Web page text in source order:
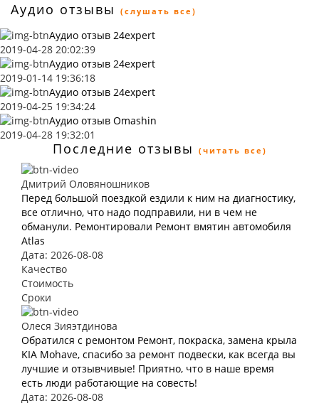
Аудио отзывы (слушать все)
Аудио отзыв 24expert
2019-04-28 20:02:39
Аудио отзыв 24expert
2019-01-14 19:36:18
Аудио отзыв 24expert
2019-04-25 19:34:24
Аудио отзыв Omashin
2019-04-28 19:32:01
Последние отзывы (читать все)
Дмитрий Оловяношников
Перед большой поездкой ездили к ним на диагностику,
все отлично, что надо подправили, ни в чем не
обманули. Ремонтировали Ремонт вмятин автомобиля
Atlas
Дата: 2026-08-08
Качество
Стоимость
Сроки
Олеся Зияэтдинова
Обратился с ремонтом Ремонт, покраска, замена крыла
KIA Mohave, спасибо за ремонт подвески, как всегда вы
лучшие и отзывчивые! Приятно, что в наше время
есть люди работающие на совесть!
Дата: 2026-08-08